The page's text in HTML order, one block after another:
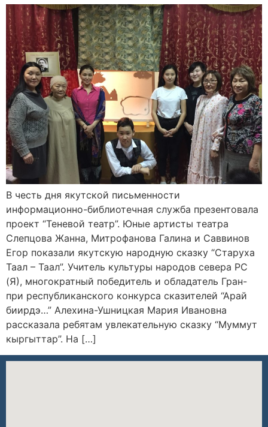
В честь дня якутской письменности
информационно-библиотечная служба презентовала
проект “Теневой театр”. Юные артисты театра
Слепцова Жанна, Митрофанова Галина и Саввинов
Егор показали якутскую народную сказку “Старуха
Таал – Таал”. Учитель культуры народов севера РС
(Я), многократный победитель и обладатель Гран-
при республиканского конкурса сказителей “Арай
биирдэ…” Алехина-Ушницкая Мария Ивановна
рассказала ребятам увлекательную сказку “Муммут
кыргыттар”. На […]